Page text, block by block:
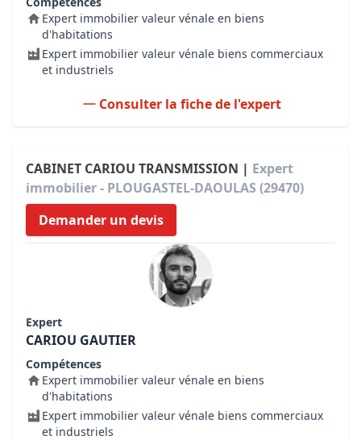
Expert immobilier valeur vénale en biens
d'habitations
Expert immobilier valeur vénale biens commerciaux
et industriels
Consulter la fiche de l'expert
CABINET CARIOU TRANSMISSION | Expert
immobilier - PLOUGASTEL-DAOULAS (29470)
Demander un devis
Expert
CARIOU GAUTIER
Compétences
Expert immobilier valeur vénale en biens
d'habitations
Expert immobilier valeur vénale biens commerciaux
et industriels